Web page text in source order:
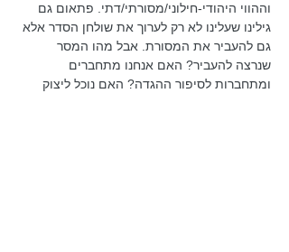
וההווי היהודי-חילוני/מסורתי/דתי. פתאום גם
גילינו שעלינו לא רק לערוך את שולחן הסדר אלא
גם להעביר את המסורת. אבל מהו המסר
שנרצה להעביר? האם אנחנו מתחברים
ומתחברות לסיפור ההגדה? האם נוכל ליצוק